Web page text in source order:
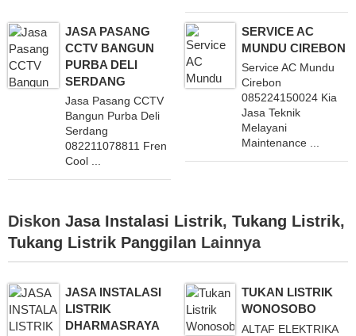
JASA PASANG
CCTV BANGUN
PURBA DELI
SERDANG
Jasa Pasang CCTV
Bangun Purba Deli
Serdang
082211078811 Fren
Cool ...
SERVICE AC
MUNDU CIREBON
Service AC Mundu
Cirebon
085224150024 Kia
Jasa Teknik
Melayani
Maintenance ...
Diskon Jasa Instalasi Listrik, Tukang Listrik,
Tukang Listrik Panggilan Lainnya
JASA INSTALASI
LISTRIK
DHARMASRAYA
TUKAN LISTRIK
WONOSOBO
ALTAF ELEKTRIKA